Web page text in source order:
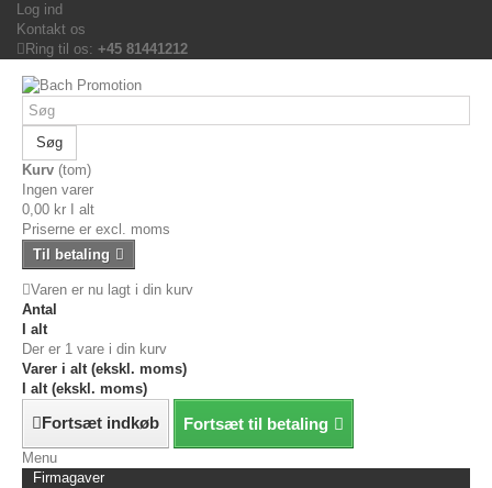
Log ind
Kontakt os
Ring til os: +45 81441212
Søg
Kurv (tom)
Ingen varer
0,00 kr
I alt
Priserne er excl. moms
Til betaling
Varen er nu lagt i din kurv
Antal
I alt
Der er 1 vare i din kurv
Varer i alt (ekskl. moms)
I alt (ekskl. moms)
Fortsæt indkøb Fortsæt til betaling
Menu
Firmagaver